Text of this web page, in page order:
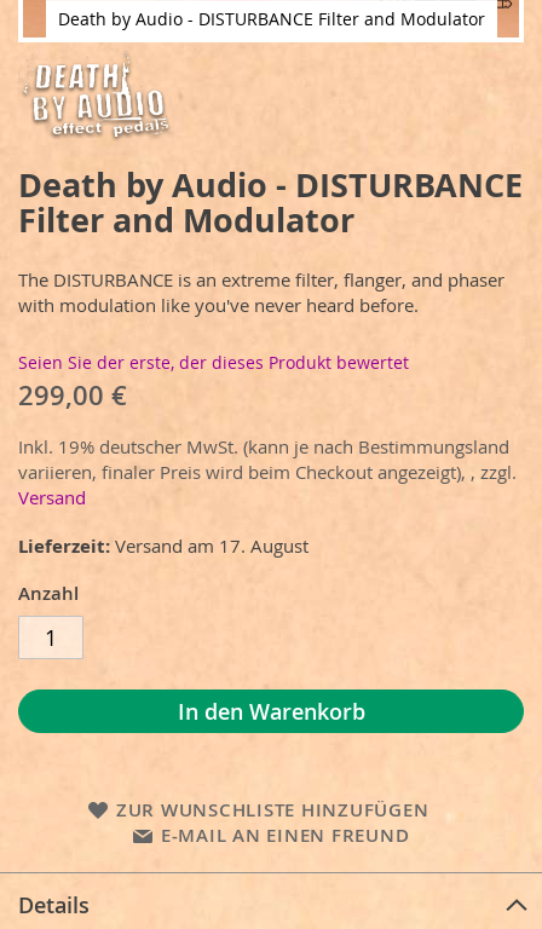
Death by Audio - DISTURBANCE
Filter and Modulator
The DISTURBANCE is an extreme filter, flanger, and phaser
with modulation like you've never heard before.
Seien Sie der erste, der dieses Produkt bewertet
299,00 €
Inkl. 19% deutscher MwSt. (kann je nach Bestimmungsland
variieren, finaler Preis wird beim Checkout angezeigt), , zzgl.
Versand
Lieferzeit Versand am 17. August
Anzahl
In den Warenkorb
ZUR WUNSCHLISTE HINZUFÜGEN
E-MAIL AN EINEN FREUND
Death by Audio - DISTURBANCE Filter and Modulator
Anfang
der
Bildergalerie
Details